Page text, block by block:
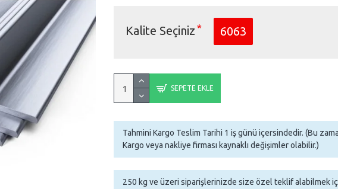
SEPETE EKLE
Kalite Seçiniz 6063
Tahmini Kargo Teslim Tarihi 1 iş günü içersindedir. (Bu
Kargo veya nakliye firması kaynaklı değişimler olabilir.)
250 kg ve üzeri siparişlerinizde size özel teklif alabilmek